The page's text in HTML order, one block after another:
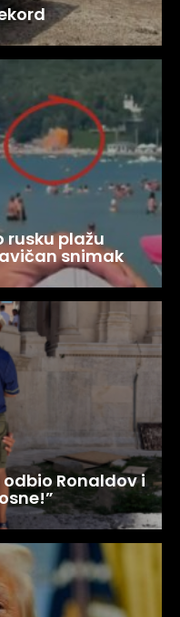
rusku plažu
snimak
Ronaldov i